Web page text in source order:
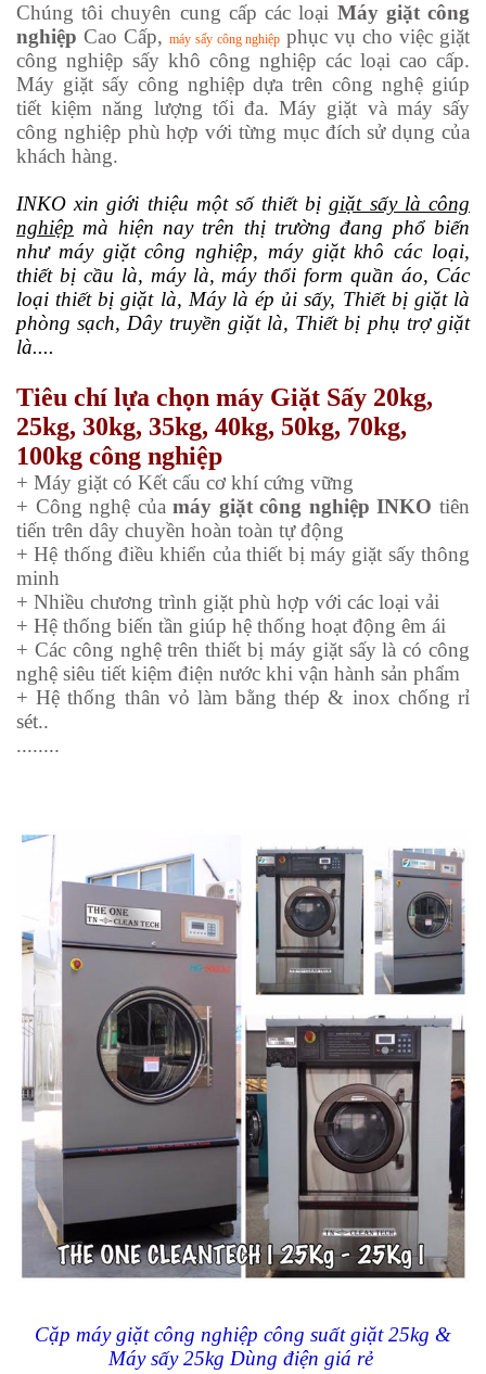
Chúng tôi chuyên cung cấp các loại Máy giặt công
nghiệp Cao Cấp, máy sấy công nghiệp phục vụ cho việc giặt
công nghiệp sấy khô công nghiệp các loại cao cấp.
Máy giặt sấy công nghiệp dựa trên công nghệ giúp
tiết kiệm năng lượng tối đa. Máy giặt và máy sấy
công nghiệp phù hợp với từng mục đích sử dụng của
khách hàng.
INKO xin giới thiệu một số thiết bịgiặt sấy là công
nghiệp mà hiện nay trên thị trường đang phổ biến
như máy giặt công nghiệp, máy giặt khô các loại,
thiết bị cầu là, máy là, máy thổi form quần áo, Các
loại thiết bị giặt là, Máy là ép ủi sấy, Thiết bị giặt là
phòng sạch, Dây truyền giặt là, Thiết bị phụ trợ giặt
là....
Tiêu chí lựa chọn máy Giặt Sấy 20kg,
25kg, 30kg, 35kg, 40kg, 50kg, 70kg,
100kg công nghiệp
+ Máy giặt có Kết cấu cơ khí cứng vững
+ Công nghệ củamáy giặt công nghiệp INKO tiên
tiến trên dây chuyền hoàn toàn tự động
+ Hệ thống điều khiển của thiết bị máy giặt sấy thông
minh
+ Nhiều chương trình giặt phù hợp với các loại vải
+ Hệ thống biến tần giúp hệ thống hoạt động êm ái
+ Các công nghệ trên thiết bị máy giặt sấy là có công
nghệ siêu tiết kiệm điện nước khi vận hành sản phẩm
+ Hệ thống thân vỏ làm bằng thép & inox chống rỉ
sét..
........
Cặp máy giặt công nghiệp công suất giặt 25kg &
Máy sấy 25kg Dùng điện giá rẻ